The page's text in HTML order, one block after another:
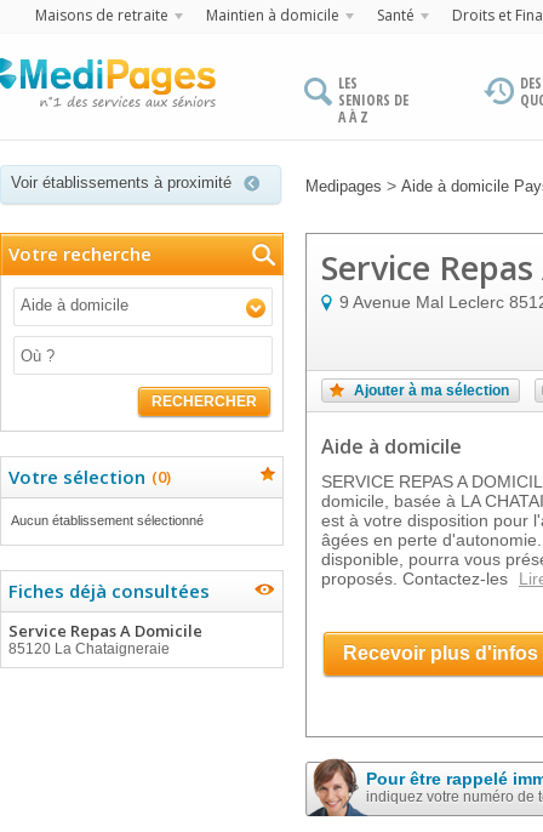
Maisons de retraite Maintien à domicile Santé Droits et
LES
SENIORS DE
A À Z
Voir établissements à proximité Medipages > Aide à domicile
Votre recherche
Aide à domicile
RECHERCHER
Votre sélection (0)
Aucun établissement sélectionné
Fiches déjà consultées
Service Repas A Domicile
85120 La Chataigneraie
Service
9 Avenue Mal Leclerc
Ajouter à ma sélection
Aide à domicile
SERVICE REPAS A
domicile, basée à LA
est à votre disposition pour
âgées en perte
disponible, pourra vous
proposés. Contactez-les
Recevoir plus d'infos
Pour être rappelé
indiquez votre numéro de